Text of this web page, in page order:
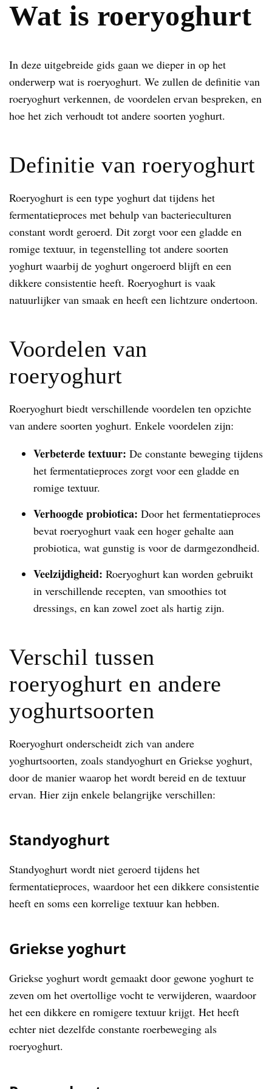
Wat is roeryoghurt
In deze uitgebreide gids gaan we dieper in op het
onderwerp wat is roeryoghurt. We zullen de definitie van
roeryoghurt verkennen, de voordelen ervan bespreken, en
hoe het zich verhoudt tot andere soorten yoghurt.
Definitie van roeryoghurt
Roeryoghurt is een type yoghurt dat tijdens het
fermentatieproces met behulp van bacterieculturen
constant wordt geroerd. Dit zorgt voor een gladde en
romige textuur, in tegenstelling tot andere soorten
yoghurt waarbij de yoghurt ongeroerd blijft en een
dikkere consistentie heeft. Roeryoghurt is vaak
natuurlijker van smaak en heeft een lichtzure ondertoon.
Voordelen van
roeryoghurt
Roeryoghurt biedt verschillende voordelen ten opzichte
van andere soorten yoghurt. Enkele voordelen zijn:
Verbeterde textuur: De constante beweging tijdens
het fermentatieproces zorgt voor een gladde en
romige textuur.
Verhoogde probiotica: Door het fermentatieproces
bevat roeryoghurt vaak een hoger gehalte aan
probiotica, wat gunstig is voor de darmgezondheid.
Veelzijdigheid: Roeryoghurt kan worden gebruikt
in verschillende recepten, van smoothies tot
dressings, en kan zowel zoet als hartig zijn.
Verschil tussen
roeryoghurt en andere
yoghurtsoorten
Roeryoghurt onderscheidt zich van andere
yoghurtsoorten, zoals standyoghurt en Griekse yoghurt,
door de manier waarop het wordt bereid en de textuur
ervan. Hier zijn enkele belangrijke verschillen:
Standyoghurt
Standyoghurt wordt niet geroerd tijdens het
fermentatieproces, waardoor het een dikkere consistentie
heeft en soms een korrelige textuur kan hebben.
Griekse yoghurt
Griekse yoghurt wordt gemaakt door gewone yoghurt te
zeven om het overtollige vocht te verwijderen, waardoor
het een dikkere en romigere textuur krijgt. Het heeft
echter niet dezelfde constante roerbeweging als
roeryoghurt.